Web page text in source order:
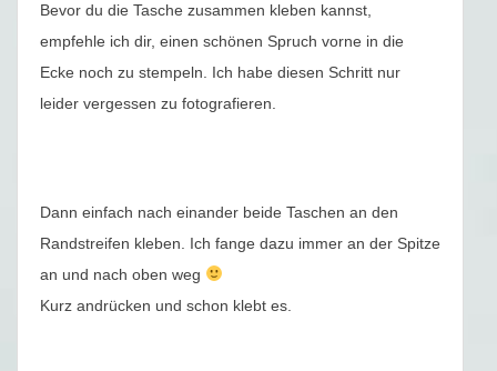
Bevor du die Tasche zusammen kleben kannst,
empfehle ich dir, einen schönen Spruch vorne in die
Ecke noch zu stempeln. Ich habe diesen Schritt nur
leider vergessen zu fotografieren.
Dann einfach nach einander beide Taschen an den
Randstreifen kleben. Ich fange dazu immer an der Spitze
an und nach oben weg
Kurz andrücken und schon klebt es.